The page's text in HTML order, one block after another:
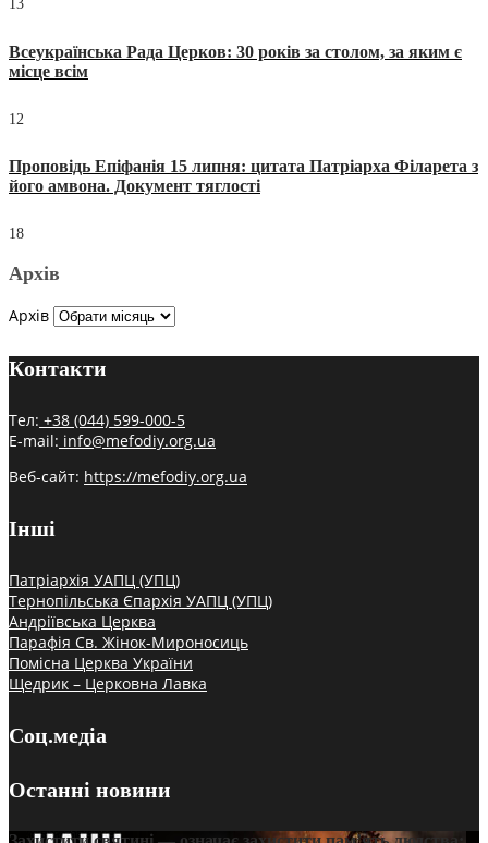
13
Всеукраїнська Рада Церков: 30 років за столом, за яким є
місце всім
12
Проповідь Епіфанія 15 липня: цитата Патріарха Філарета з
його амвона. Документ тяглості
18
Архів
Архів
Контакти
Тел: +38 (044) 599-000-5
E-mail: info@mefodiy.org.ua
Веб-сайт: https://mefodiy.org.ua
Інші
Патріархія УАПЦ (УПЦ)
Тернопільська Єпархія УАПЦ (УПЦ)
Андріївська Церква
Парафія Св. Жінок-Мироносиць
Помісна Церква України
Щедрик – Церковна Лавка
Соц.медіа
Останні новини